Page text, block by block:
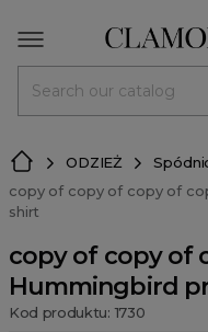
ODZIEŻ
copy of copy of copy of
shirt
copy of copy of
Hummingbird
Kod produktu: 1730